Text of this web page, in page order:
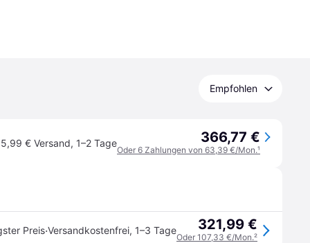
Empfohlen
5,99 € Versand, 1–2 Tage 366,77 €
Oder 6 Zahlungen von 63,39 €/Mon.¹
Preis·Versandkostenfrei, 1–3 Tage 321,99 €
Oder 107,33 €/Mon.²